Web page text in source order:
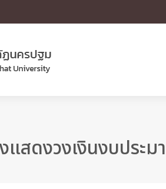
แสดงวงเงินงบประ